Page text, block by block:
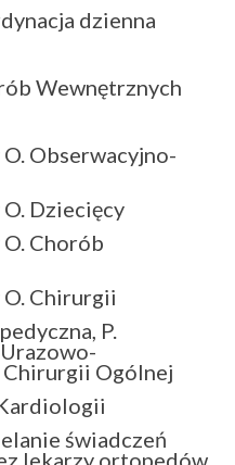
dzienna
Wewnętrznych
Obserwacyjno-
Dziecięcy
Chorób
Chirurgii
P.
Chirurgii Ogólnej
świadczeń
lekarzy ortopedów